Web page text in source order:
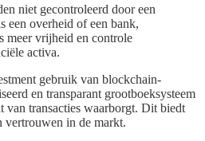
niet gecontroleerd door een
een overheid of een bank,
meer vrijheid en controle
activa.
gebruik van blockchain-
en transparant grootboeksysteem
van transacties waarborgt. Dit biedt
vertrouwen in de markt.